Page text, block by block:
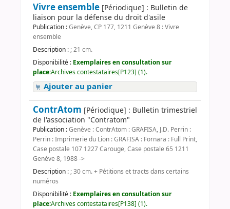
Vivre ensemble [Périodique] : Bulletin de
liaison pour la défense du droit d'asile
Publication :Genève, CP 177, 1211 Genève 8 : Vivre
ensemble
Description :; 21 cm.
Disponibilité : Exemplaires en consultation sur
place:Archives contestataires[P123] (1).
Ajouter au panier
ContrAtom [Périodique] : Bulletin trimestriel
de l'association "Contratom"
Publication :Genève : ContrAtom : GRAFISA, J.D. Perrin :
Perrin : Imprimerie du Lion : GRAFISA : Fornara : Full Print,
Case postale 107 1227 Carouge, Case postale 65 1211
Genève 8, 1988 ->
Description :; 30 cm. + Pétitions et tracts dans certains
numéros
Disponibilité : Exemplaires en consultation sur
place:Archives contestataires[P138] (1).